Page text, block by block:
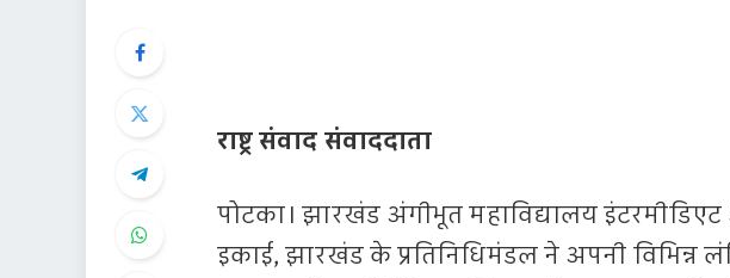
राष्ट्र संवाद संवाददाता
पोटका। झारखंड अंगीभूत महाविद्यालय
इकाई, झारखंड के प्रतिनिधिमंडल ने अपनी विभिन्न